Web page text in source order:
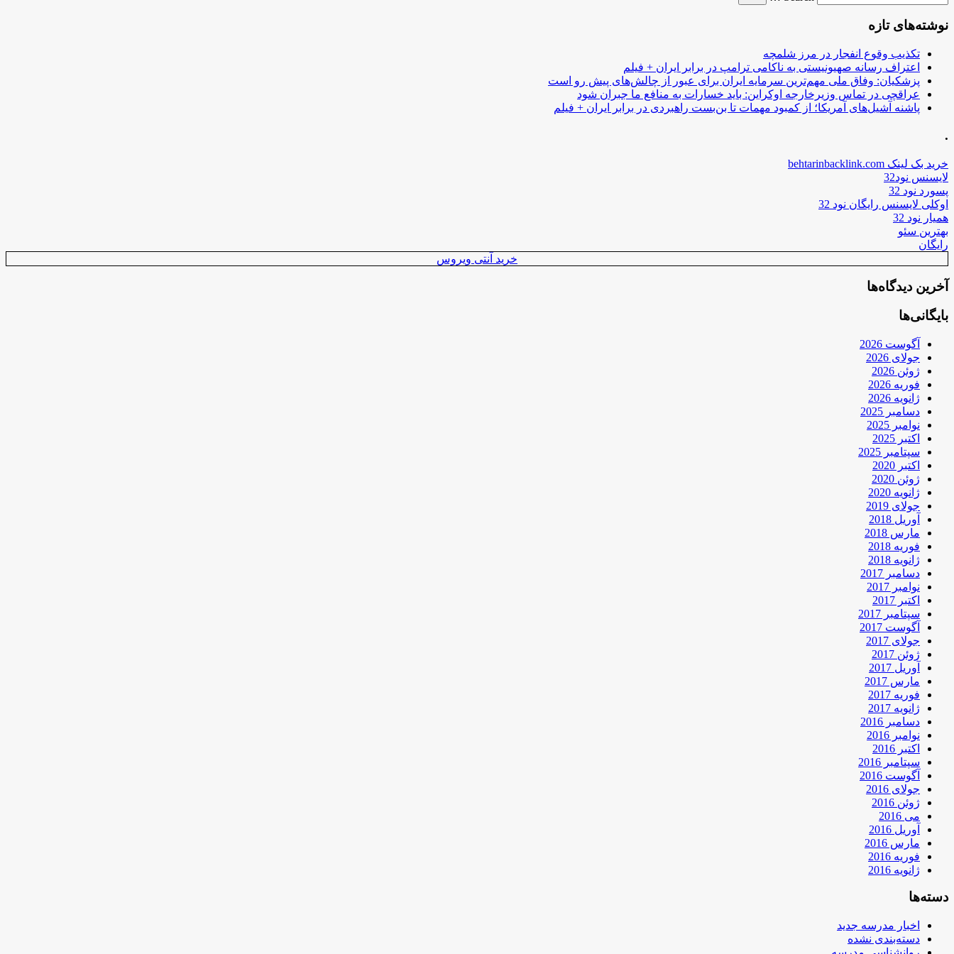
نوشته‌های تازه
تکذیب وقوع انفجار در مرز شلمچه
اعتراف رسانه صهیونیستی به ناکامی ترامپ در برابر ایران + فیلم
پزشکیان: وفاق ملی مهم‌ترین سرمایه ایران برای عبور از چالش‌های پیش رو است
عراقچی در تماس وزیرخارجه اوکراین: باید خسارات به منافع ما جبران شود
پاشنه آشیل‌های آمریکا؛ از کمبود مهمات تا بن‌بست راهبردی در برابر ایران + فیلم
.
خرید بک لینک behtarinbacklink.com
لایسنس نود32
پسورد نود 32
اوکلی لایسنس رایگان نود 32
همیار نود 32
بهترین سئو
رایگان
خرید آنتی ویروس
آخرین دیدگاه‌ها
بایگانی‌ها
آگوست 2026
جولای 2026
ژوئن 2026
فوریه 2026
ژانویه 2026
دسامبر 2025
نوامبر 2025
اکتبر 2025
سپتامبر 2025
اکتبر 2020
ژوئن 2020
ژانویه 2020
جولای 2019
آوریل 2018
مارس 2018
فوریه 2018
ژانویه 2018
دسامبر 2017
نوامبر 2017
اکتبر 2017
سپتامبر 2017
آگوست 2017
جولای 2017
ژوئن 2017
آوریل 2017
مارس 2017
فوریه 2017
ژانویه 2017
دسامبر 2016
نوامبر 2016
اکتبر 2016
سپتامبر 2016
آگوست 2016
جولای 2016
ژوئن 2016
می 2016
آوریل 2016
مارس 2016
فوریه 2016
ژانویه 2016
دسته‌ها
اخبار مدرسه جدید
دسته‌بندی نشده